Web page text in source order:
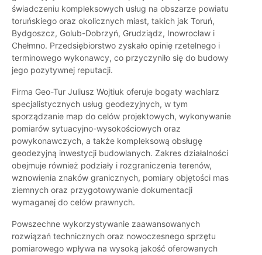
świadczeniu kompleksowych usług na obszarze powiatu
toruńskiego oraz okolicznych miast, takich jak Toruń,
Bydgoszcz, Golub-Dobrzyń, Grudziądz, Inowrocław i
Chełmno. Przedsiębiorstwo zyskało opinię rzetelnego i
terminowego wykonawcy, co przyczyniło się do budowy
jego pozytywnej reputacji.
Firma Geo-Tur Juliusz Wojtiuk oferuje bogaty wachlarz
specjalistycznych usług geodezyjnych, w tym
sporządzanie map do celów projektowych, wykonywanie
pomiarów sytuacyjno-wysokościowych oraz
powykonawczych, a także kompleksową obsługę
geodezyjną inwestycji budowlanych. Zakres działalności
obejmuje również podziały i rozgraniczenia terenów,
wznowienia znaków granicznych, pomiary objętości mas
ziemnych oraz przygotowywanie dokumentacji
wymaganej do celów prawnych.
Powszechne wykorzystywanie zaawansowanych
rozwiązań technicznych oraz nowoczesnego sprzętu
pomiarowego wpływa na wysoką jakość oferowanych